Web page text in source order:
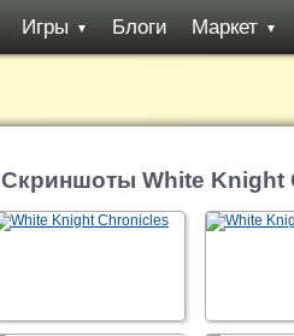
Игры ▼ Блоги Маркет ▼
Скриншоты White Knight